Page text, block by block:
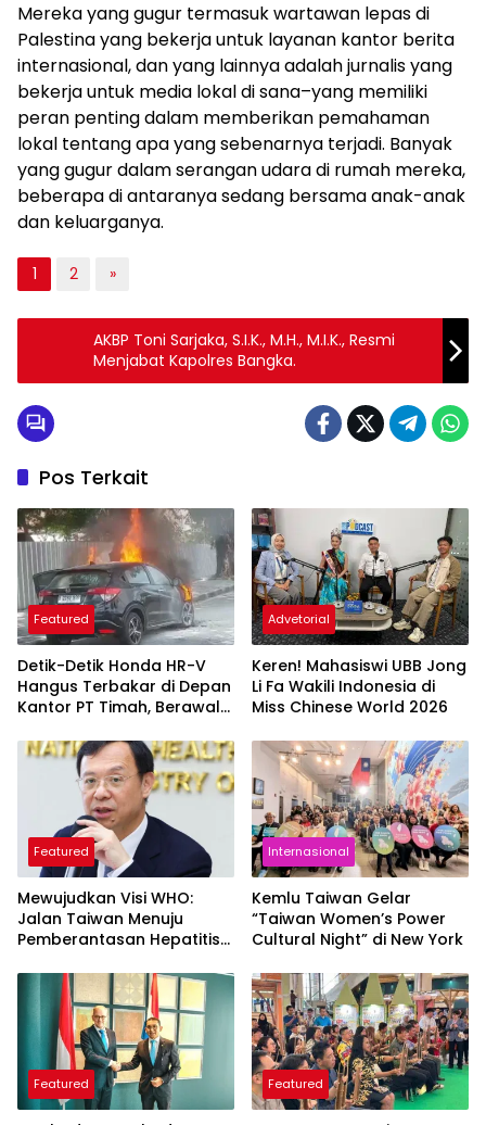
Mereka yang gugur termasuk wartawan lepas di
Palestina yang bekerja untuk layanan kantor berita
internasional, dan yang lainnya adalah jurnalis yang
bekerja untuk media lokal di sana–yang memiliki
peran penting dalam memberikan pemahaman
lokal tentang apa yang sebenarnya terjadi. Banyak
yang gugur dalam serangan udara di rumah mereka,
beberapa di antaranya sedang bersama anak-anak
dan keluarganya.
1 2 »
AKBP Toni Sarjaka, S.I.K., M.H., M.I.K., Resmi
Menjabat Kapolres Bangka.
Pos Terkait
Featured
Detik-Detik Honda HR-V
Hangus Terbakar di Depan
Kantor PT Timah, Berawal
Advetorial
Keren! Mahasiswi UBB Jong
Li Fa Wakili Indonesia di
Miss Chinese World 2026
Featured
Mewujudkan Visi WHO:
Jalan Taiwan Menuju
Pemberantasan Hepatitis
Internasional
Kemlu Taiwan Gelar
“Taiwan Women’s Power
Cultural Night” di New York
Featured Featured